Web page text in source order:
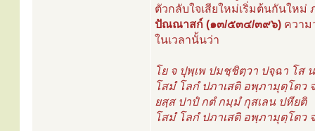
ตัวกลับใจเสียใหม่เริ่มต้นกันให
ปัณณาสก์ (๑๓/๕๓๔/๓๙๖) ความ
ในเวลานั้นว่า
โย จ ปุพฺเพ ปมชฺชิตฺวา ปจฺฉา โส
โสมํ โลกํ ปภาเสติ อพฺภามุตฺโตว
ยสฺส ปาปํ กตํ กมฺมํ กุสเลน ปหียติ
โสมํ โลกํ ปภาเสติ อพฺภามุตฺโตว